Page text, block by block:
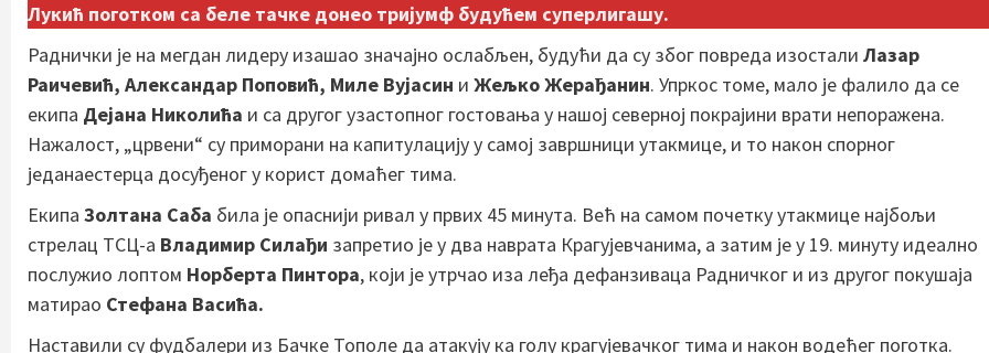
Лукић поготком са беле тачке донео тријумф будућем суперлигашу.
Раднички је на мегдан лидеру изашао значајно ослабљен, будући да су због повреда изостали Лазар
Раичевић, Александар Поповић, Миле Вујасин и Жељко Жерађанин. Упркос томе, мало је фалило да се
екипа Дејана Николића и са другог узастопног гостовања у нашој северној покрајини врати непоражена.
Нажалост, „црвени“ су приморани на капитулацију у самој завршници утакмице, и то након спорног
једанаестерца досуђеног у корист домаћег тима.
Екипа Золтана Саба била је опаснији ривал у првих 45 минута. Већ на самом почетку утакмице најбољи
стрелац ТСЦ-а Владимир Силађи запретио је у два наврата Крагујевчанима, а затим је у 19. минуту идеално
послужио лоптом Норберта Пинтора, који је утрчао иза леђа дефанзиваца Радничког и из другог покушаја
матирао Стефана Васића.
Наставили су фудбалери из Бачке Тополе да атакују ка голу крагујевачког тима и након водећег поготка.